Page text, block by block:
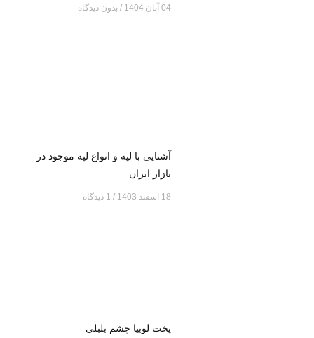
04 آبان 1404 بدون دیدگاه
آشنایی با لپه و انواع لپه موجود در
بازار ایران
18 اسفند 1403
پخت لوبیا چشم بلبلی